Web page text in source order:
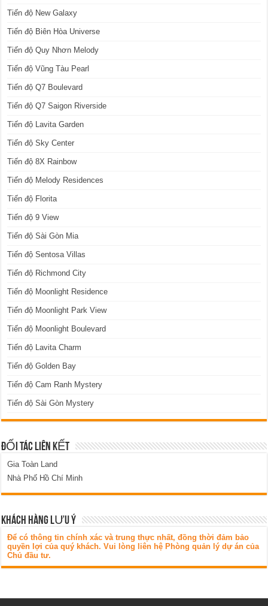
Tiến độ New Galaxy
Tiến độ Biên Hòa Universe
Tiến độ Quy Nhơn Melody
Tiến độ Vũng Tàu Pearl
Tiến độ Q7 Boulevard
Tiến độ Q7 Saigon Riverside
Tiến độ Lavita Garden
Tiến độ Sky Center
Tiến độ 8X Rainbow
Tiến độ Melody Residences
Tiến độ Florita
Tiến độ 9 View
Tiến độ Sài Gòn Mia
Tiến độ Sentosa Villas
Tiến độ Richmond City
Tiến độ Moonlight Residence
Tiến độ Moonlight Park View
Tiến độ Moonlight Boulevard
Tiến độ Lavita Charm
Tiến độ Golden Bay
Tiến độ Cam Ranh Mystery
Tiến độ Sài Gòn Mystery
ĐỐI TÁC LIÊN KẾT
Gia Toàn Land
Nhà Phố Hồ Chí Minh
KHÁCH HÀNG LƯU Ý
Để có thông tin chính xác và trung thực nhất, đồng thời đảm bảo
quyền lợi của quý khách. Vui lòng liên hệ Phòng quản lý dự án của
Chủ đầu tư.